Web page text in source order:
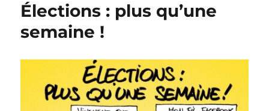
Élections : plus qu’une
semaine !